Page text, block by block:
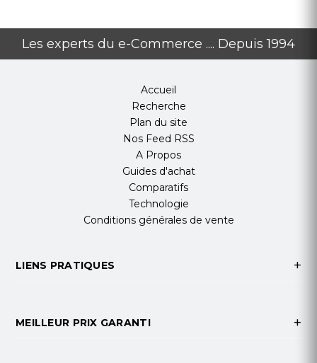
25 Pack Spindle
Les experts du e-Commerce .... Depuis 1994
Accueil
Recherche
Plan du site
Nos Feed RSS
A Propos
Guides d'achat
Comparatifs
Technologie
Conditions générales de vente
LIENS PRATIQUES
MEILLEUR PRIX GARANTI